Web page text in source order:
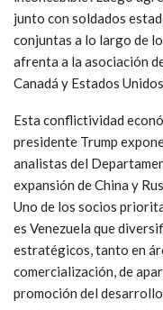
junto con soldados
conjuntas a lo largo de
afrenta a la asociación
Canadá y Estados
Esta conflictividad
presidente Trump
analistas del
expansión de China y
Uno de los socios
es Venezuela que
estratégicos, tanto en
comercialización, de
promoción del